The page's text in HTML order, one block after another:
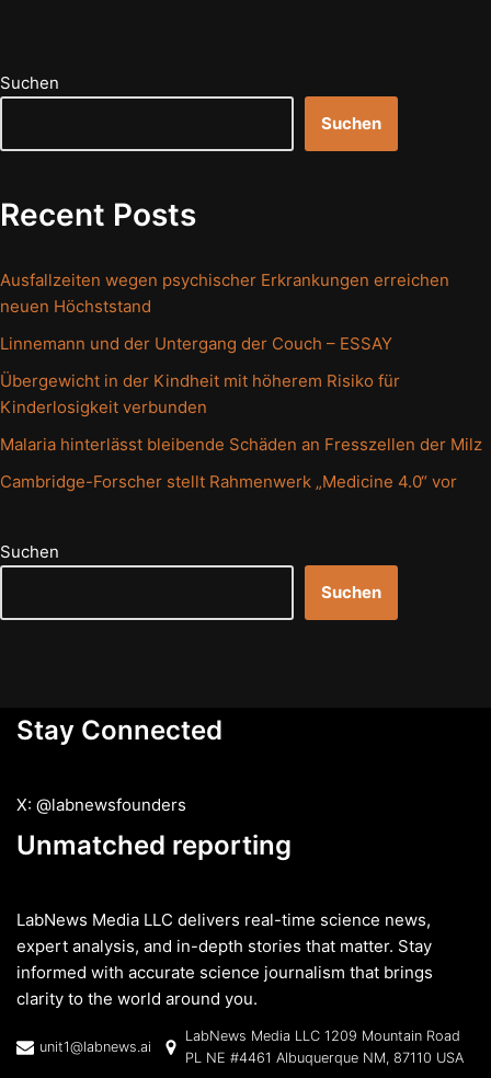
Suchen
Suchen
Recent Posts
Ausfallzeiten wegen psychischer Erkrankungen erreichen
neuen Höchststand
Linnemann und der Untergang der Couch – ESSAY
Übergewicht in der Kindheit mit höherem Risiko für
Kinderlosigkeit verbunden
Malaria hinterlässt bleibende Schäden an Fresszellen der Milz
Cambridge-Forscher stellt Rahmenwerk „Medicine 4.0“ vor
Suchen
Suchen
Stay Connected
X: @labnewsfounders
Unmatched reporting
LabNews Media LLC delivers real-time science news,
expert analysis, and in-depth stories that matter. Stay
informed with accurate science journalism that brings
clarity to the world around you.
unit1@labnews.ai
LabNews Media LLC 1209 Mountain Road
PL NE #4461 Albuquerque NM, 87110 USA